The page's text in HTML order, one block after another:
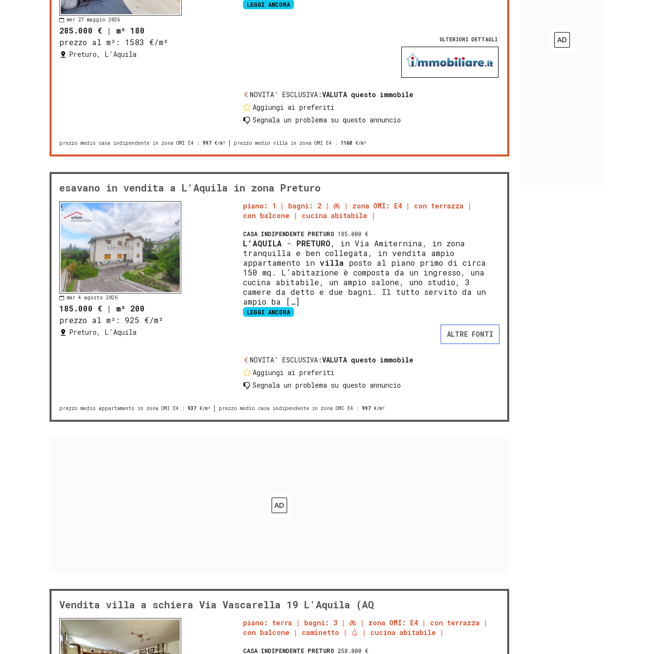
mer 27 maggio 2026
285.000 € | m² 180
prezzo al m²:
1583 €/m²
Preturo, L'Aquila
LEGGI ANCORA
ULTERIORI DETTAGLI
NOVITA' ESCLUSIVA:VALUTA questo immobile
Aggiungi ai preferiti
Segnala un problema su questo annuncio
prezzo medio casa indipendente in zona OMI E4 : 997 €/m² prezzo medio villa in zona OMI E4 : 1168 €/m²
esavano in vendita a L'Aquila in zona Preturo
mar 4 agosto 2026
185.000 € | m² 200
prezzo al m²:
925 €/m²
Preturo, L'Aquila
piano: 1 bagni: 2 zona OMI: E4
con terrazza
con balcone
cucina abitabile
CASA INDIPENDENTE PRETURO 185.000 €
L'AQUILA - PRETURO, in Via Amiternina, in zona
tranquilla e ben collegata, in vendita ampio
appartamento invilla posto al piano primo di circa
150 mq. L’abitazione è composta da un ingresso, una
cucina abitabile, un ampio salone, uno studio, 3
camere da detto e due bagni. Il tutto servito da un
ampio ba […]
LEGGI ANCORA
ALTRE FONTI
NOVITA' ESCLUSIVA:VALUTA questo immobile
Aggiungi ai preferiti
Segnala un problema su questo annuncio
prezzo medio appartamento in zona OMI E4 : 937 €/m² prezzo medio casa indipendente in zona OMI E4 : 997 €/m²
Vendita villa a schiera Via Vascarella 19 L'Aquila (AQ
piano: terra bagni: 3 zona OMI: E4
con terrazza
con balcone
caminetto cucina abitabile
CASA INDIPENDENTE PRETURO 258.000 €